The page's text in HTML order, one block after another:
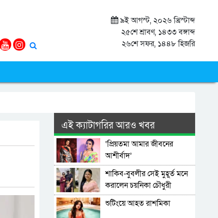
৯ই আগস্ট, ২০২৬ খ্রিস্টাব্দ
২৫শে শ্রাবণ, ১৪৩৩ বঙ্গাব্দ
২৬শে সফর, ১৪৪৮ হিজরি
এই ক্যাটাগরির আরও খবর
‘প্রিয়তমা আমার জীবনের
আশীর্বাদ’
শাকিব-বুবলীর সেই মুহূর্ত মনে
করালেন চয়নিকা চৌধুরী
শুটিংয়ে আহত রাশমিকা